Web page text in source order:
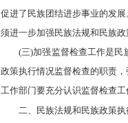
促进了民族团结进步事业的发
须进一步加强民族法规和民族政
(三)加强监督检查工作是民族
政策执行情况监督检查的职责
工作部门要充分认识监督检查
二、民族法规和民族政策执